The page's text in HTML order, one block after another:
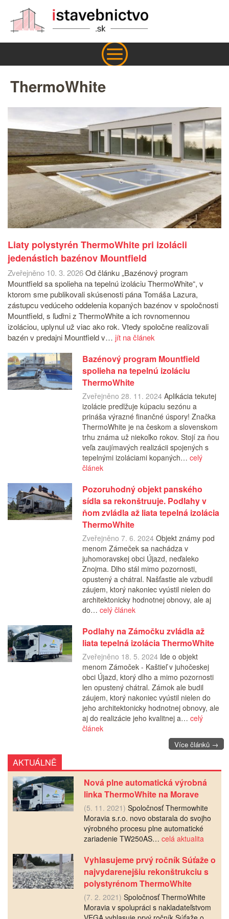
ThermoWhite
Liaty polystyrén ThermoWhite pri izolácii
jedenástich bazénov Mountfield
Zveřejněno 10. 3. 2026Od článku „Bazénový program
Mountfield sa spolieha na tepelnú izoláciu ThermoWhite“, v
ktorom sme publikovali skúsenosti pána Tomáša Lazura,
zástupcu vedúceho oddelenia kopaných bazénov v spoločnosti
Mountfield, s ľuďmi z ThermoWhite a ich rovnomennou
izoláciou, uplynul už viac ako rok. Vtedy spoločne realizovali
bazén v predajni Mountfield v… jít na článek
Bazénový program Mountfield
spolieha na tepelnú izoláciu
ThermoWhite
Zveřejněno 28. 11. 2024Aplikácia tekutej
izolácie predlžuje kúpaciu sezónu a
prináša výrazné finančné úspory! Značka
ThermoWhite je na českom a slovenskom
trhu známa už niekoľko rokov. Stojí za ňou
veľa zaujímavých realizácii spojených s
tepelnými izoláciami kopaných… celý
článek
Pozoruhodný objekt panského
sídla sa rekonštruuje. Podlahy v
ňom zvládla až liata tepelná izolácia
ThermoWhite
Zveřejněno 7. 6. 2024Objekt známy pod
menom Zámeček sa nachádza v
juhomoravskej obci Újazd, neďaleko
Znojma. Dlho stál mimo pozornosti,
opustený a chátral. Našťastie ale vzbudil
záujem, ktorý nakoniec vyústil nielen do
architektonicky hodnotnej obnovy, ale aj
do… celý článek
Podlahy na Zámočku zvládla až
liata tepelná izolácia ThermoWhite
Zveřejněno 18. 5. 2024Ide o objekt
menom Zámoček - Kaštieľ v juhočeskej
obci Újazd, ktorý dlho a mimo pozornosti
len opustený chátral. Zámok ale budil
záujem, ktorý nakoniec vyústil nielen do
jeho architektonicky hodnotnej obnovy, ale
aj do realizácie jeho kvalitnej a… celý
článek
Více článků →
AKTUÁLNĚ
Nová plne automatická výrobná
linka ThermoWhite na Morave
(5. 11. 2021) Spoločnosť Thermowhite
Moravia s.r.o. novo obstarala do svojho
výrobného procesu plne automatické
zariadenie TW250AS…celá aktualita
Vyhlasujeme prvý ročník Súťaže o
najvydarenejšiu rekonštrukciu s
polystyrénom ThermoWhite
(7. 2. 2021) Spoločnosť ThermoWhite
Moravia v spolupráci s nakladateľstvom